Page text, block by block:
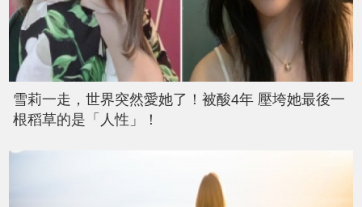
雪莉一走，世界突然愛她了！被酸4年 壓垮她最後一
根稻草的是「人性」！